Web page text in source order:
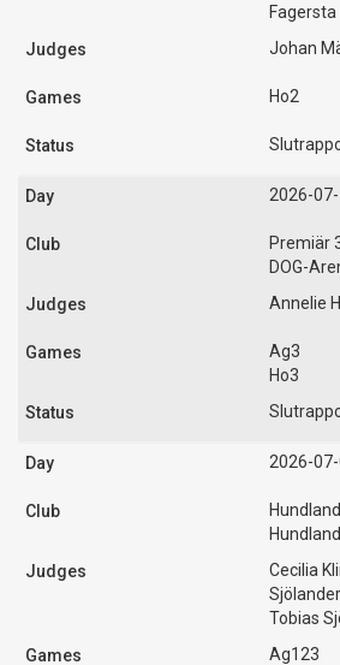
Fagersta
Johan
Ho2
2026-
Premiär
DOG-
Annelie
Ag3
Ho3
2026-
Cecilia
Tobias
Ag123